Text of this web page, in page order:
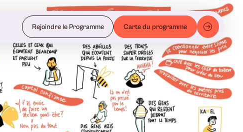
Rejoindre le Programme Carte du programme